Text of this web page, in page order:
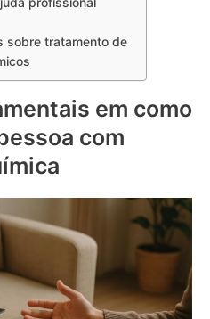
sobre tratamento de
em como
com